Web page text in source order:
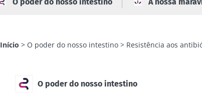
Início O poder do nosso intestino Resistência aos
O poder do nosso intestino